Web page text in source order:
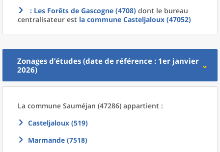
: Les Forêts de Gascogne (4708) dont le bureau
centralisateur est la commune Casteljaloux (47052)
Zonages d’études (date de référence : 1er janvier
2026)
La commune Sauméjan (47286) appartient :
Casteljaloux (519)
Marmande (7518)